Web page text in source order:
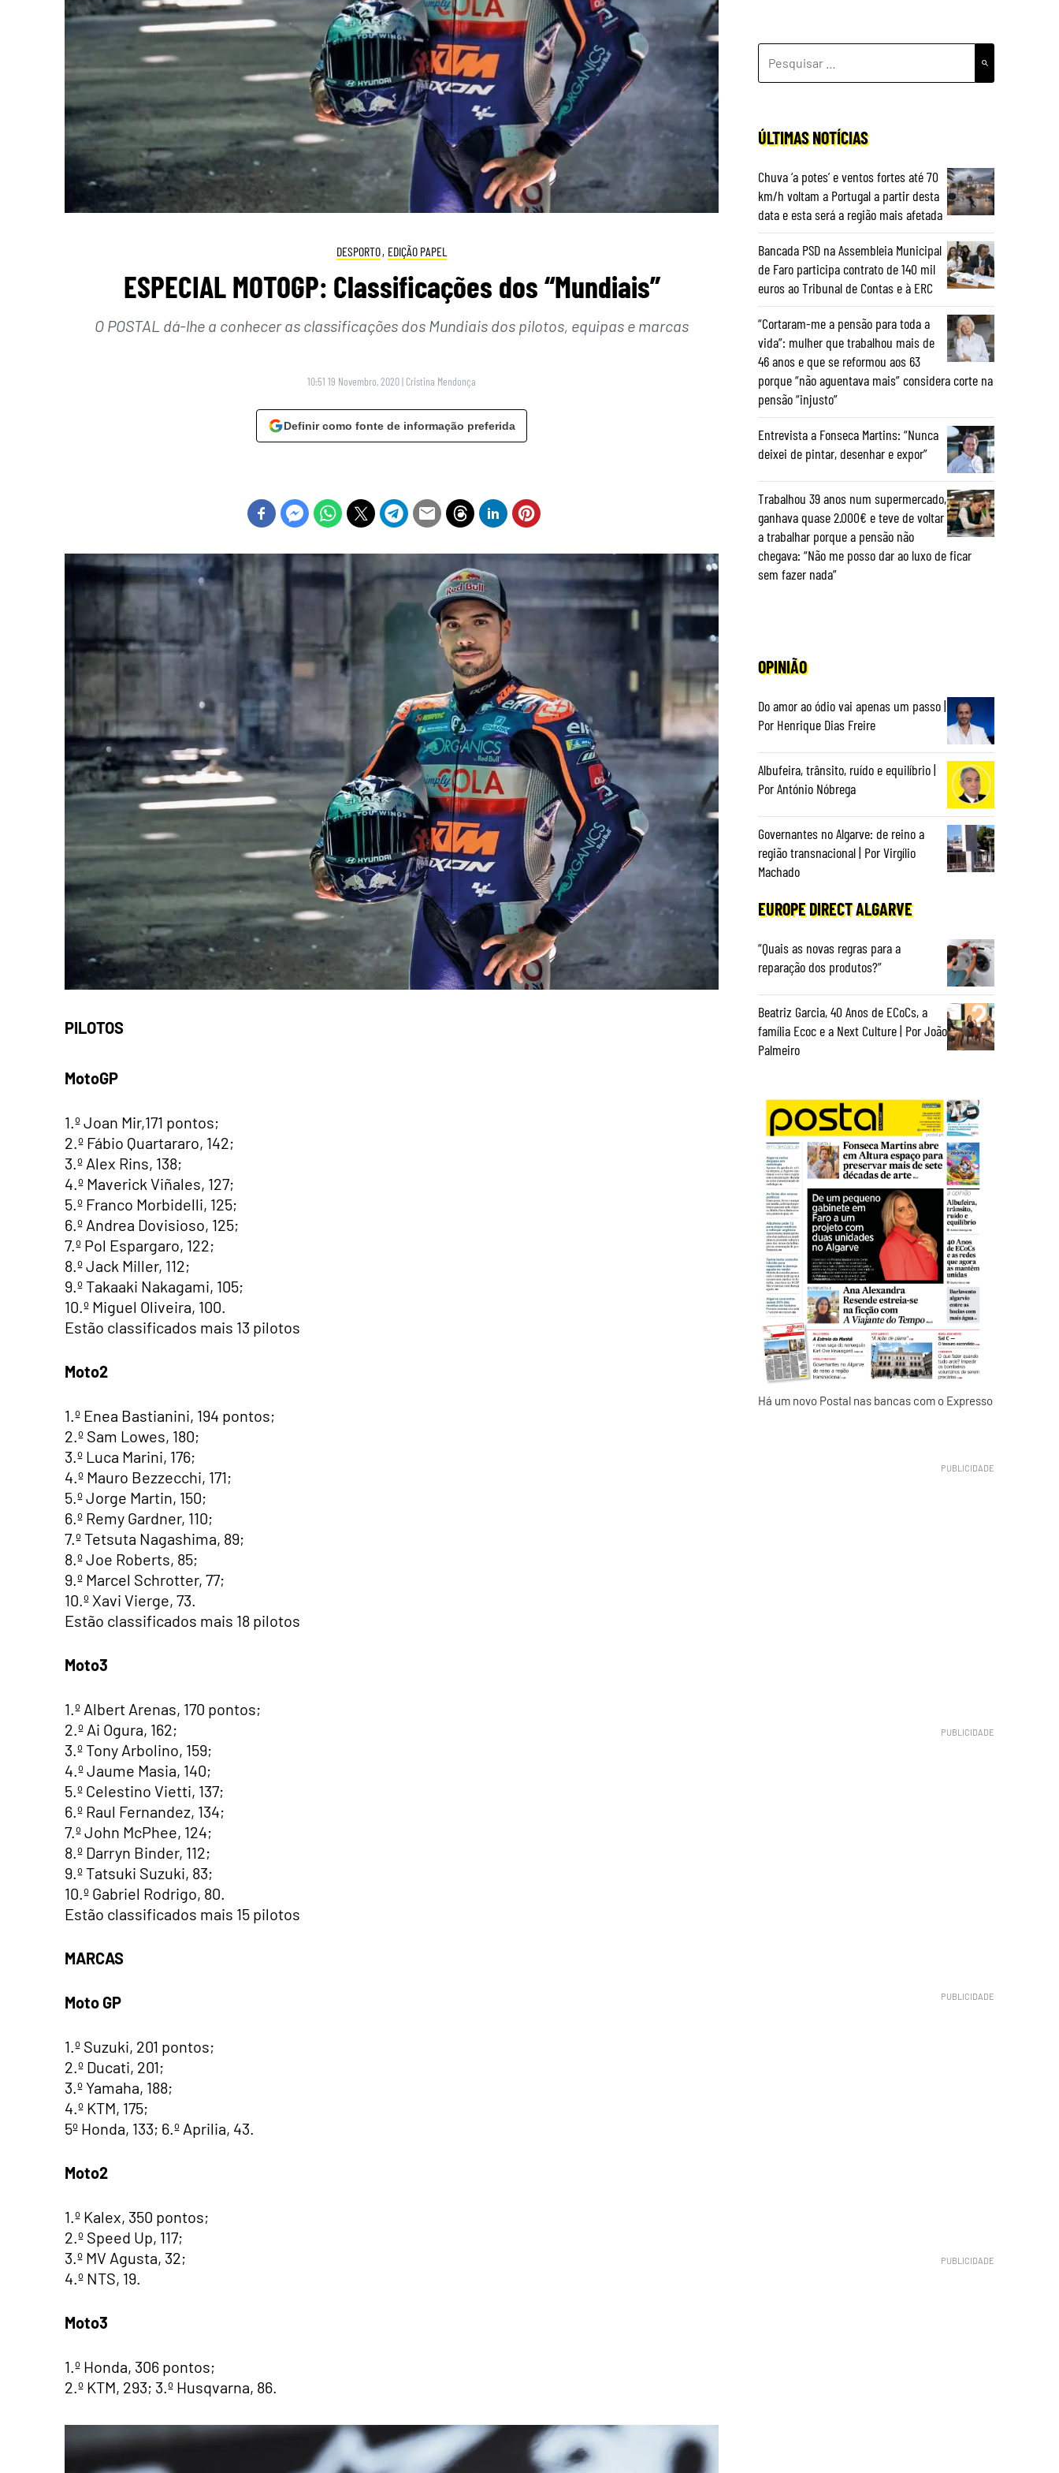
DESPORTO, EDIÇÃO PAPEL
ESPECIAL MOTOGP: Classificações dos “Mundiais”
O POSTAL dá-lhe a conhecer as classificações dos Mundiais dos pilotos, equipas e marcas
10:51 19 Novembro, 2020| Cristina Mendonça
Definir como fonte de informação preferida
PILOTOS
MotoGP
1.º Joan Mir,171 pontos;
2.º Fábio Quartararo, 142;
3.º Alex Rins, 138;
4.º Maverick Viñales, 127;
5.º Franco Morbidelli, 125;
6.º Andrea Dovisioso, 125;
7.º Pol Espargaro, 122;
8.º Jack Miller, 112;
9.º Takaaki Nakagami, 105;
10.º Miguel Oliveira, 100.
Estão classificados mais 13 pilotos
Moto2
1.º Enea Bastianini, 194 pontos;
2.º Sam Lowes, 180;
3.º Luca Marini, 176;
4.º Mauro Bezzecchi, 171;
5.º Jorge Martin, 150;
6.º Remy Gardner, 110;
7.º Tetsuta Nagashima, 89;
8.º Joe Roberts, 85;
9.º Marcel Schrotter, 77;
10.º Xavi Vierge, 73.
Estão classificados mais 18 pilotos
Moto3
1.º Albert Arenas, 170 pontos;
2.º Ai Ogura, 162;
3.º Tony Arbolino, 159;
4.º Jaume Masia, 140;
5.º Celestino Vietti, 137;
6.º Raul Fernandez, 134;
7.º John McPhee, 124;
8.º Darryn Binder, 112;
9.º Tatsuki Suzuki, 83;
10.º Gabriel Rodrigo, 80.
Estão classificados mais 15 pilotos
MARCAS
Moto GP
1.º Suzuki, 201 pontos;
2.º Ducati, 201;
3.º Yamaha, 188;
4.º KTM, 175;
5º Honda, 133; 6.º Aprilia, 43.
Moto2
1.º Kalex, 350 pontos;
2.º Speed Up, 117;
3.º MV Agusta, 32;
4.º NTS, 19.
Moto3
1.º Honda, 306 pontos;
2.º KTM, 293; 3.º Husqvarna, 86.
POR:
ÚLTIMAS NOTÍCIAS
Chuva ‘a potes’ e ventos fortes até 70
km/h voltam a Portugal a partir desta
data e esta será a região mais afetada
Bancada PSD na Assembleia Municipal
de Faro participa contrato de 140 mil
euros ao Tribunal de Contas e à ERC
“Cortaram-me a pensão para toda a
vida”: mulher que trabalhou mais de
46 anos e que se reformou aos 63
porque “não aguentava mais” considera corte na
pensão “injusto”
Entrevista a Fonseca Martins: “Nunca
deixei de pintar, desenhar e expor”
Trabalhou 39 anos num supermercado,
ganhava quase 2.000€ e teve de voltar
a trabalhar porque a pensão não
chegava: “Não me posso dar ao luxo de ficar
sem fazer nada”
OPINIÃO
Do amor ao ódio vai apenas um passo |
Por Henrique Dias Freire
Albufeira, trânsito, ruído e equilíbrio |
Por António Nóbrega
Governantes no Algarve: de reino a
região transnacional | Por Virgílio
Machado
EUROPE DIRECT ALGARVE
“Quais as novas regras para a
reparação dos produtos?”
Beatriz Garcia, 40 Anos de ECoCs, a
família Ecoc e a Next Culture | Por João
Palmeiro
Há um novo Postal nas bancas com o Expresso